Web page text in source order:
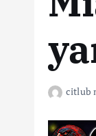
citlub